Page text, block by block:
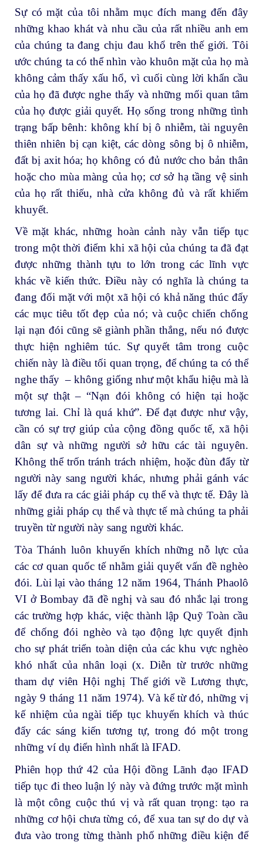
Sự có mặt của tôi nhằm mục đích mang đến đây
những khao khát và nhu cầu của rất nhiều anh em
của chúng ta đang chịu đau khổ trên thế giới. Tôi
ước chúng ta có thể nhìn vào khuôn mặt của họ mà
không cảm thấy xấu hổ, vì cuối cùng lời khẩn cầu
của họ đã được nghe thấy và những mối quan tâm
của họ được giải quyết. Họ sống trong những tình
trạng bấp bênh: không khí bị ô nhiễm, tài nguyên
thiên nhiên bị cạn kiệt, các dòng sông bị ô nhiễm,
đất bị axit hóa; họ không có đủ nước cho bản thân
hoặc cho mùa màng của họ; cơ sở hạ tầng vệ sinh
của họ rất thiếu, nhà cửa không đủ và rất khiếm
khuyết.
Về mặt khác, những hoàn cảnh này vẫn tiếp tục
trong một thời điểm khi xã hội của chúng ta đã đạt
được những thành tựu to lớn trong các lĩnh vực
khác về kiến thức. Điều này có nghĩa là chúng ta
đang đối mặt với một xã hội có khả năng thúc đẩy
các mục tiêu tốt đẹp của nó; và cuộc chiến chống
lại nạn đói cũng sẽ giành phần thắng, nếu nó được
thực hiện nghiêm túc. Sự quyết tâm trong cuộc
chiến này là điều tối quan trọng, để chúng ta có thể
nghe thấy – không giống như một khẩu hiệu mà là
một sự thật – “Nạn đói không có hiện tại hoặc
tương lai. Chỉ là quá khứ”. Để đạt được như vậy,
cần có sự trợ giúp của cộng đồng quốc tế, xã hội
dân sự và những người sở hữu các tài nguyên.
Không thể trốn tránh trách nhiệm, hoặc đùn đẩy từ
người này sang người khác, nhưng phải gánh vác
lấy để đưa ra các giải pháp cụ thể và thực tế. Đây là
những giải pháp cụ thể và thực tế mà chúng ta phải
truyền từ người này sang người khác.
Tòa Thánh luôn khuyến khích những nỗ lực của
các cơ quan quốc tế nhằm giải quyết vấn đề nghèo
đói. Lùi lại vào tháng 12 năm 1964, Thánh Phaolô
VI ở Bombay đã đề nghị và sau đó nhắc lại trong
các trường hợp khác, việc thành lập Quỹ Toàn cầu
để chống đói nghèo và tạo động lực quyết định
cho sự phát triển toàn diện của các khu vực nghèo
khó nhất của nhân loại (x. Diễn từ trước những
tham dự viên Hội nghị Thế giới về Lương thực,
ngày 9 tháng 11 năm 1974). Và kể từ đó, những vị
kế nhiệm của ngài tiếp tục khuyến khích và thúc
đẩy các sáng kiến tương tự, trong đó một trong
những ví dụ điển hình nhất là IFAD.
Phiên họp thứ 42 của Hội đồng Lãnh đạo IFAD
tiếp tục đi theo luận lý này và đứng trước mặt mình
là một công cuộc thú vị và rất quan trọng: tạo ra
những cơ hội chưa từng có, để xua tan sự do dự và
đưa vào trong từng thành phố những điều kiện để